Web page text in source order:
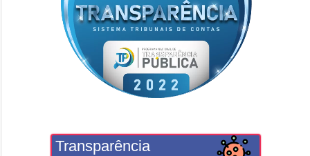
Transparência